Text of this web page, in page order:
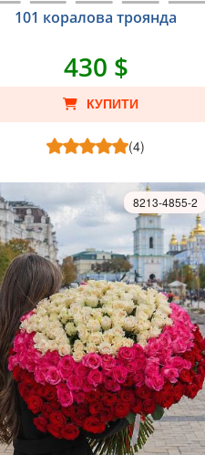
101 коралова троянда
430 $
КУПИТИ
(4)
8213-4855-2